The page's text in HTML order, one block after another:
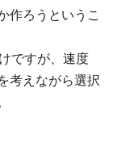
作ろうというこ
ですが、速度
考えながら選択